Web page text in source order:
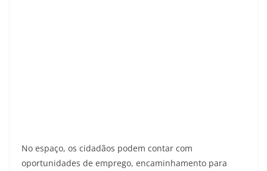
No espaço, os cidadãos podem contar com
oportunidades de emprego, encaminhamento para